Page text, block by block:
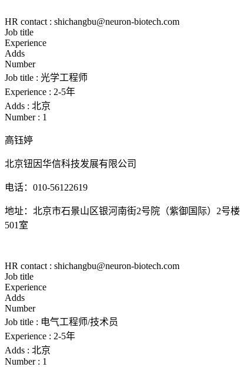
HR contact : shichangbu@neuron-biotech.com
Job title
Experience
Adds
Number
Job title : 光学工程师
Experience : 2-5年
Adds : 北京
Number : 1
高钰婷
北京钮因华信科技发展有限公司
电话： 010-56122619
地址：北京市石景山区银河南街2号院（紫御国际） 2号楼
501 室
HR contact : shichangbu@neuron-biotech.com
Job title
Experience
Adds
Number
Job title : 电气工程师/技术员
Experience : 2-5年
Adds : 北京
Number : 1